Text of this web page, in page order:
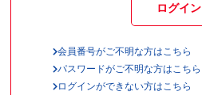
ログイン
会員番号がご不明な方はこちら
パスワードがご不明な方はこちら
ログインができない方はこちら